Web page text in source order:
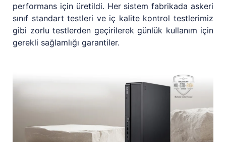
performans için üretildi. Her sistem fabrikada askeri
sınıf standart testleri ve iç kalite kontrol testlerimiz
gibi zorlu testlerden geçirilerek günlük kullanım için
gerekli sağlamlığı garantiler.